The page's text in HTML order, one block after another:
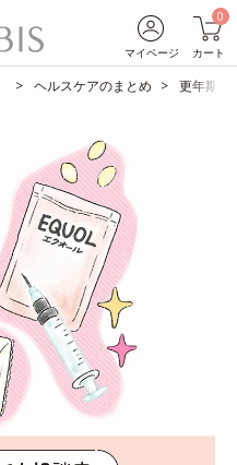
マイページ
0
カート
ヘルスケアのまとめ 更年期の